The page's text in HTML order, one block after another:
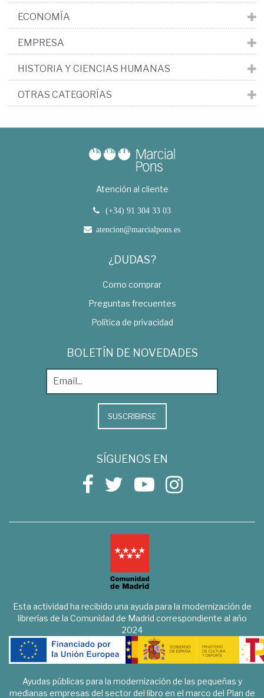
ECONOMÍA
EMPRESA
HISTORIA Y CIENCIAS HUMANAS
OTRAS CATEGORÍAS
Atención al cliente
(+34) 91 304 33 03
atencion@marcialpons.es
¿DUDAS?
Como comprar
Preguntas frecuentes
Política de privacidad
BOLETÍN DE NOVEDADES
SUSCRIBIRSE
SÍGUENOS EN
Esta actividad ha recibido una ayuda para la modernización de
librerías de la Comunidad de Madrid correspondiente al año
2024
Ayudas públicas para la modernización de las pequeñas y
medianas empresas del sector del libro en el marco del Plan de